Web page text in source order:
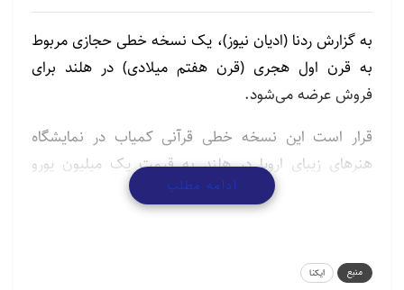
به گزارش ردنا (ادیان نیوز)، یک نسخه خطی حجازی مربوط
به قرن اول هجری (قرن هفتم میلادی) در هلند برای
فروش عرضه می‌شود.
قرار است این نسخه خطی قرآنی کمیاب در نمایشگاه
هنرهای زیبای اروپا در هلند به قیمت یک میلیون یورو
محمد(ص) نوشته شده است. این برگه که از جنس پوست
ادامه مطلب
منبع
ایکنا